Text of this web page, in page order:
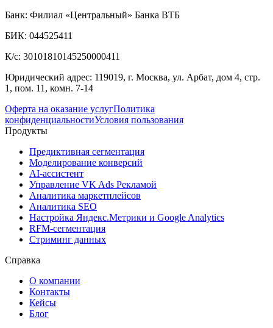
Банк: Филиал «Центральный» Банка ВТБ
БИК: 044525411
К/с: 30101810145250000411
Юридический адрес: 119019, г. Москва, ул. Арбат, дом 4, стр.
1, пом. 11, комн. 7-14
Оферта на оказание услугПолитика
конфиденциальностиУсловия пользования
Продукты
Предиктивная сегментация
Моделирование конверсий
AI-ассистент
Управление VK Ads Рекламой
Аналитика маркетплейсов
Аналитика SEO
Настройка Яндекс.Метрики и Google Analytics
RFM-сегментация
Cтриминг данных
Справка
О компании
Контакты
Кейсы
Блог